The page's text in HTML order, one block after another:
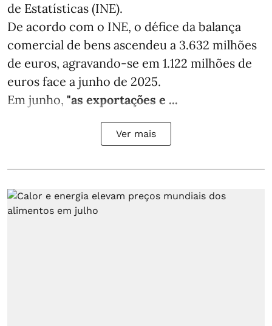
de Estatísticas (INE).
De acordo com o INE, o défice da balança
comercial de bens ascendeu a 3.632 milhões
de euros, agravando-se em 1.122 milhões de
euros face a junho de 2025.
Em junho, "as exportações e ...
Ver mais